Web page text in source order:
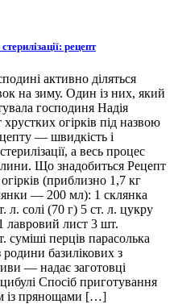
рецепт
активно діляться
на зиму. Один із них, який
господиня Надія
огірків під назвою
— швидкість і
а весь процес
Що знадобиться Рецепт
(приблизно 1,7 кг
— 200 мл): 1 склянка
л. солі (70 г) 5 ст. л. цукру
лавровий лист 3 шт.
перців парасолька
базилікових з
— надає заготовці
Спосіб приготування
із прянощами […]